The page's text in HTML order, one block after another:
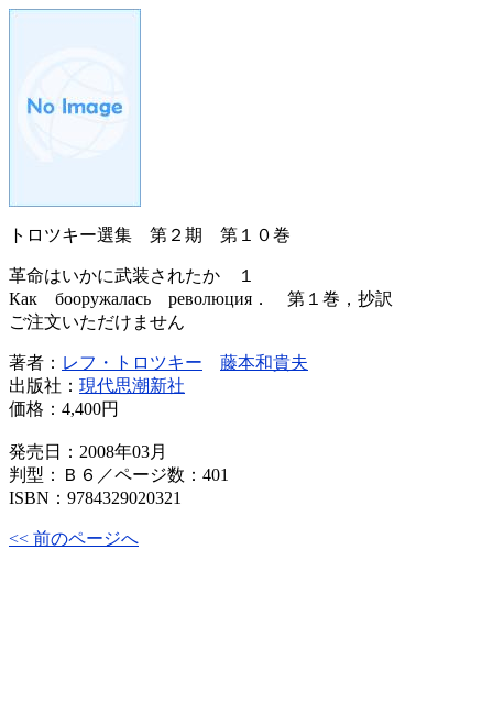
トロツキー選集 第２期 第１０巻
革命はいかに武装されたか １
Как бооружалась революция． 第１巻，抄訳
ご注文いただけません
著者： レフ・トロツキー
藤本和貴夫
出版社： 現代思潮新社
価格： 4,400円
発売日：2008年03月
判型：Ｂ６／ページ数：401
ISBN：9784329020321
<< 前のページへ